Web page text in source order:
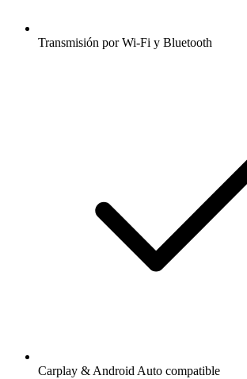
Transmisión por Wi-Fi y Bluetooth
Carplay & Android Auto compatible